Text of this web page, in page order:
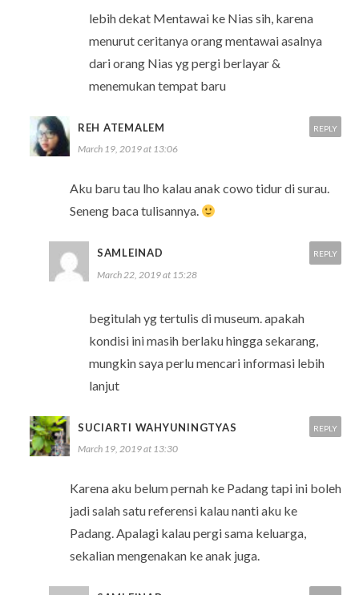
lebih dekat Mentawai ke Nias sih, karena
menurut ceritanya orang mentawai asalnya
dari orang Nias yg pergi berlayar &
menemukan tempat baru
REH ATEMALEM
March 19, 2019 at 13:06
Aku baru tau lho kalau anak cowo tidur di surau.
Seneng baca tulisannya.
REPLY
SAMLEINAD
March 22, 2019 at 15:28
begitulah yg tertulis di museum. apakah
kondisi ini masih berlaku hingga sekarang,
mungkin saya perlu mencari informasi lebih
lanjut
REPLY
SUCIARTI WAHYUNINGTYAS
March 19, 2019 at 13:30
Karena aku belum pernah ke Padang tapi ini boleh
jadi salah satu referensi kalau nanti aku ke
Padang. Apalagi kalau pergi sama keluarga,
sekalian mengenakan ke anak juga.
REPLY